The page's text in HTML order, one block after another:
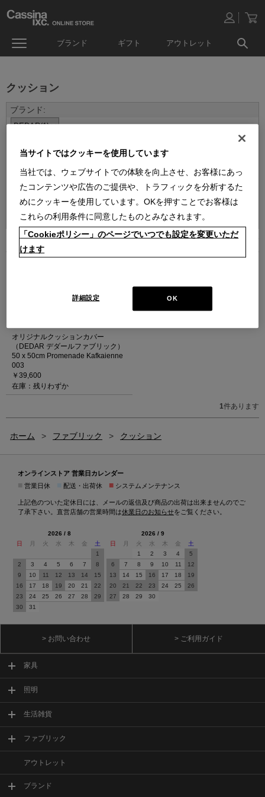
ブランド ギフト アウトレット
クッション
並べ替え：
1件あります
オリジナルクッションカバー
（DEDAR デダールファブリック）
50 x 50cm Promenade Kafkaienne
003
￥39,600
在庫：残りわずか
1件あります
ホーム > ファブリック > クッション
オンラインストア 営業日カレンダー
営業日休 配送・出荷休 ■ システムメンテナンス
上記色のついた定休日には、メールの返信及び商品の出荷は出来ませんのでご
了承下さい。直営店舗の営業時間は休業日のお知らせをご覧ください。
2026 / 8
日
月 火 水 木 金
土
1
2
3 4 5 6 7
8
9
10 11 12 13 14
15
16
17 18 19 20 21
22
23
24 25 26 27 28
29
30
31
2026 / 9
日
月 火 水 木 金
土
1
2 3 4
5
6
7 8 9 10 11
12
13
14 15 16 17 18
19
20
21 22 23 24 25
26
27
28 29 30
> お問い合わせ > ご利用ガイド
家具
照明
生活雑貨
ファブリック
アウトレット
ブランド
当サイトではクッキーを使用しています
当社では、ウェブサイトでの体験を向上させ、お客様にあっ
たコンテンツや広告のご提供や、トラフィックを分析するた
めにクッキーを使用しています。OKを押すことでお客様は
これらの利用条件に同意したものとみなされます。
「Cookieポリシー」のページでいつでも設定を変更いただ
けます
OK
詳細設定